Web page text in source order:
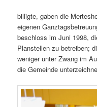
billigte, gaben die
eigenen
beschloss im Juni 1998,
Planstellen zu betreiben;
weniger unter Zwang im
die Gemeinde